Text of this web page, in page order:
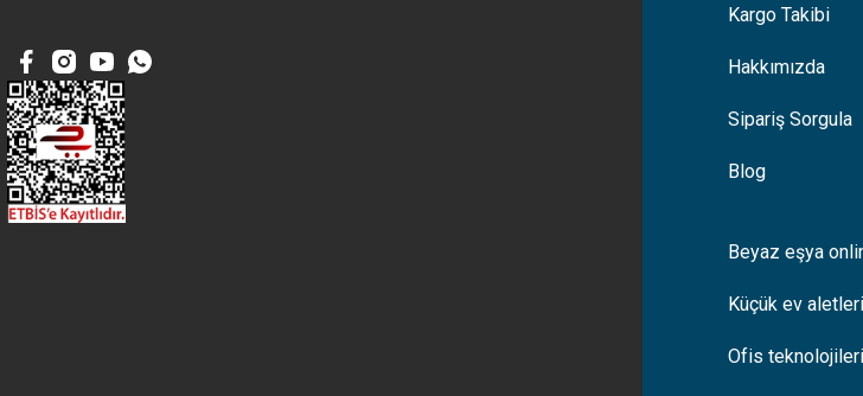
Kargo Takibi
Hakkımızda
Sipariş Sorgula
Blog
Beyaz eşya
Küçük ev aletleri
Ofis teknolojileri